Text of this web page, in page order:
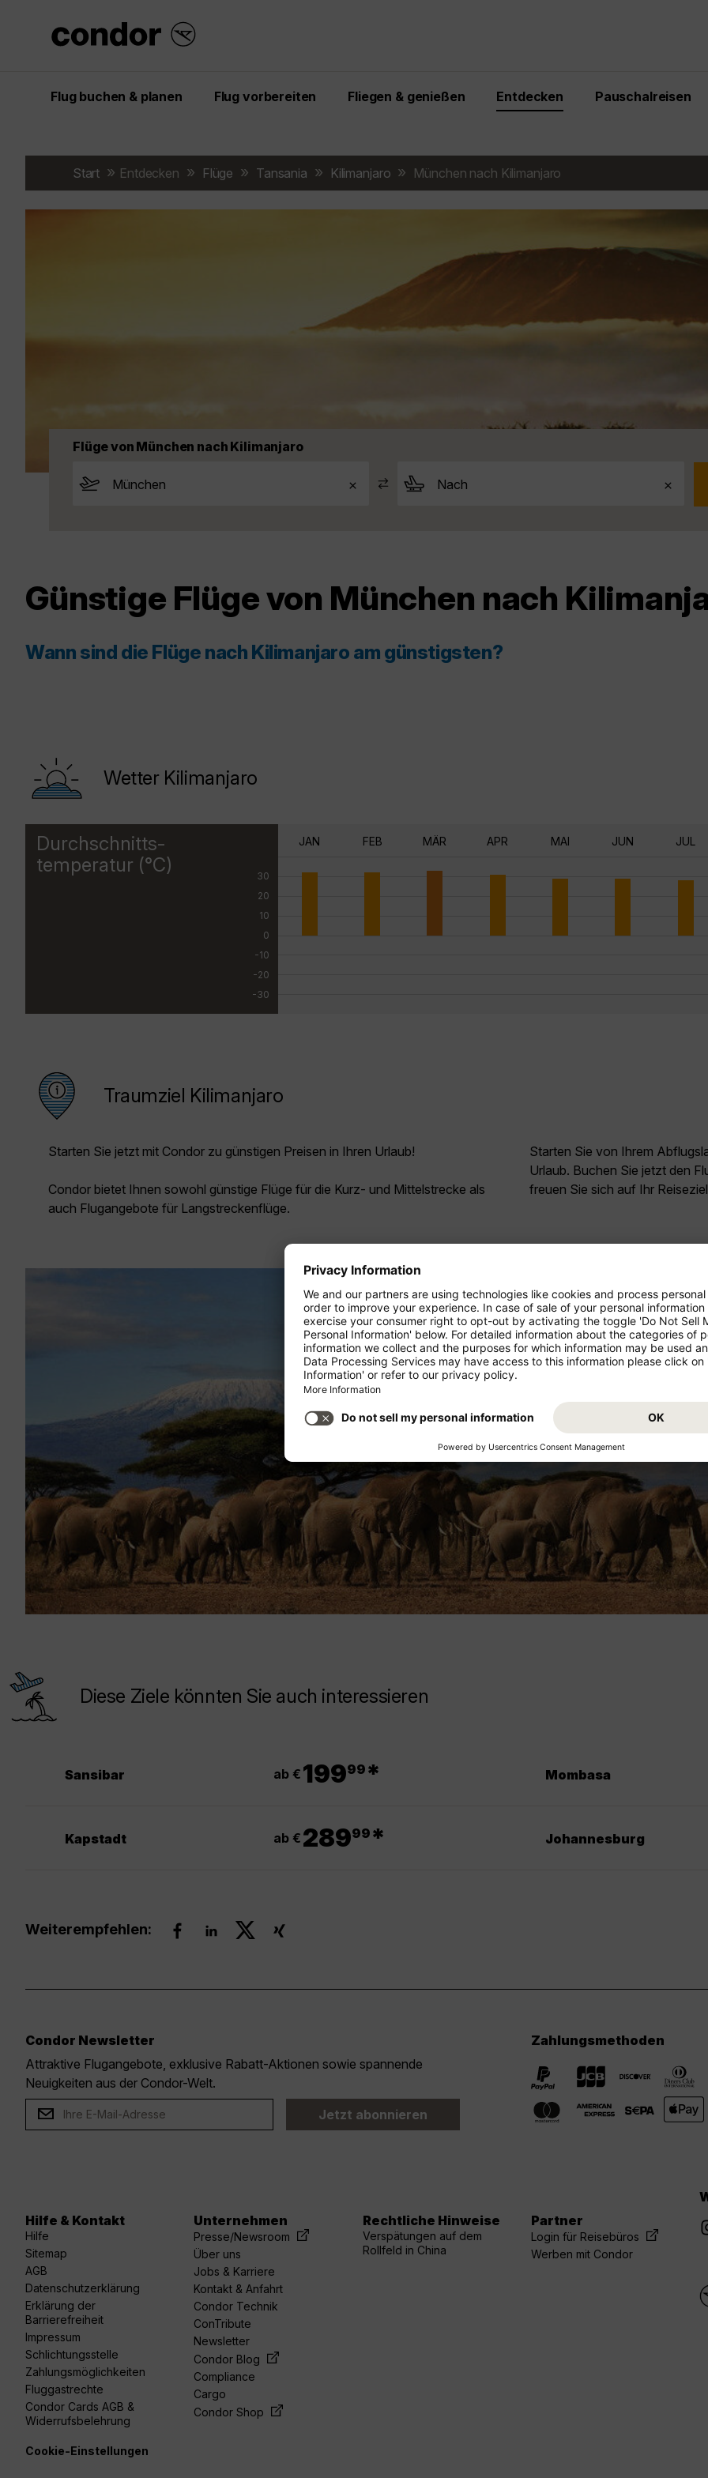
Flug buchen & planen Flug vorbereiten Fliegen & genießen Entdecken Pauschalreisen
Start Entdecken Flüge Tansania Kilimanjaro München nach Kilimanjaro
Flüge von München nach Kilimanjaro
Günstige Flüge von München nach
Wann sind die Flüge nach Kilimanjaro am günstigsten?
Wetter Kilimanjaro
Durchschnitts-
temperatur (°C)
30
20
10
0
-10
-20
-30
JAN FEB MÄR APR MAI JUN JUL
Traumziel Kilimanjaro
Starten Sie jetzt mit Condor zu günstigen Preisen in Ihren Urlaub!
Condor bietet Ihnen sowohl günstige Flüge für die Kurz- und Mittelstrecke als
auch Flugangebote für Langstreckenflüge.
Starten Sie von Ihrem
Urlaub. Buchen Sie jetzt den
freuen Sie sich auf Ihr
Diese Ziele könnten Sie auch interessieren
Sansibar ab € 19999 * Mombasa
Kapstadt ab € 28999 * Johannesburg
Weiterempfehlen:
Condor Newsletter
Attraktive Flugangebote, exklusive Rabatt-Aktionen sowie spannende
Neuigkeiten aus der Condor-Welt.
Jetzt abonnieren
Zahlungsmethoden
Hilfe & Kontakt
Hilfe
Sitemap
AGB
Datenschutzerklärung
Erklärung der
Barrierefreiheit
Impressum
Schlichtungsstelle
Zahlungsmöglichkeiten
Fluggastrechte
Condor Cards AGB &
Widerrufsbelehrung
Unternehmen
Presse/Newsroom
Über uns
Jobs & Karriere
Kontakt & Anfahrt
Condor Technik
ConTribute
Newsletter
Condor Blog
Compliance
Cargo
Condor Shop
Rechtliche Hinweise
Verspätungen auf dem
Rollfeld in China
Partner
Login für Reisebüros
Werben mit Condor
linkedin youtubespotify
Cookie-Einstellungen